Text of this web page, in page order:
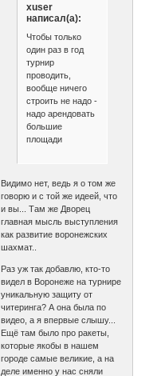
xuser
написал(а):
Чтобы только
один раз в год
турнир
проводить,
вообще ничего
строить не надо -
надо арендовать
большие
площади
Видимо нет, ведь я о том же
говорю и с той же идеей, что
и вы... Там же Дворец
главная мысль выступления
как развитие воронежских
шахмат..
Раз уж так добавлю, кто-то
видел в Воронеже на турнире
уникальную защиту от
читеринга? А она была по
видео, а я впервые слышу...
Ещё там было про ракеты,
которые якобы в нашем
городе самые великие, а на
деле именно у нас сняли